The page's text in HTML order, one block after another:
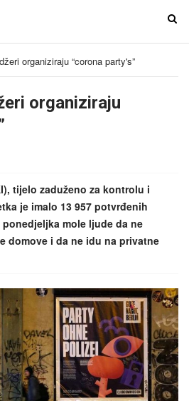
T
organiziraju “corona party's”
organiziraju
tijelo zaduženo za kontrolu i
je imalo 13 957 potvrđenih
mole ljude da ne
domove i da ne idu na privatne